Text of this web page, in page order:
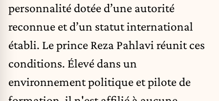
personnalité dotée d’une autorité
reconnue et d’un statut international
établi. Le prince Reza Pahlavi réunit ces
conditions. Élevé dans un
environnement politique et pilote de